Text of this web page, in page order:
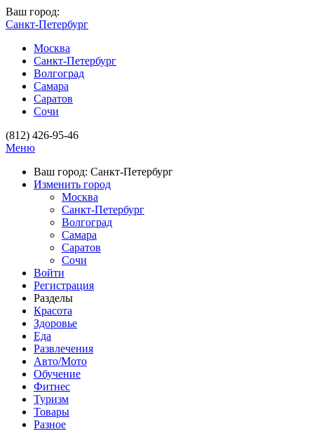
Ваш город:
Санкт-Петербург
Москва
Санкт-Петербург
Волгоград
Самара
Саратов
Сочи
(812) 426-95-46
Меню
Ваш город: Санкт-Петербург
Изменить город
Москва
Санкт-Петербург
Волгоград
Самара
Саратов
Сочи
Войти
Регистрация
Разделы
Красота
Здоровье
Еда
Развлечения
Авто/Мото
Обучение
Фитнес
Туризм
Товары
Разное